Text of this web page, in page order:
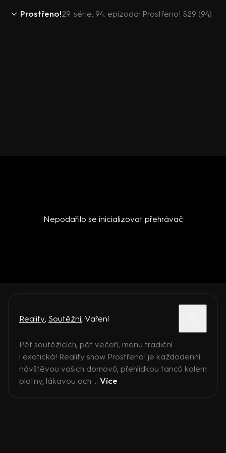
Prostřeno!29. série, 94. epizoda: Prostřeno! S29 (94)
Nepodařilo se inicializovat přehrávač
Reality, Soutěžní, Vaření
Pět soutěžících, pět večeří, menu tradiční
i exotická! Reality show Prostřeno! je každodenní
návštěvou vašich domovů, přehlídkou tanců kolem
plotny, lákavou och ... Více